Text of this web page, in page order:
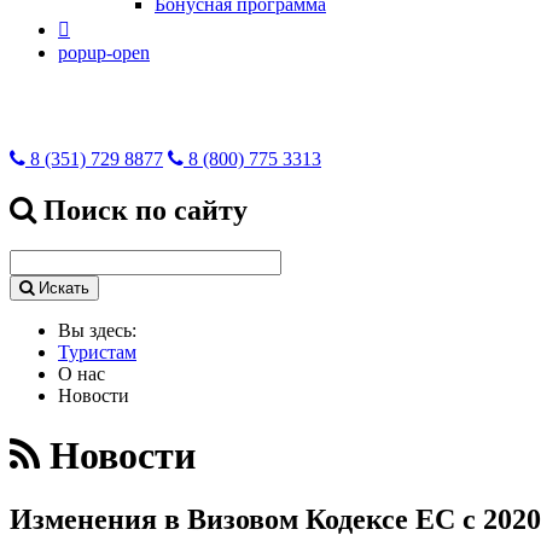

popup-open
8 (351) 729 8877 8 (800) 775 3313
Поиск по сайту
Искать
Вы здесь:
Туристам
О нас
Новости
Новости
Изменения в Визовом Кодексе ЕС с 2020